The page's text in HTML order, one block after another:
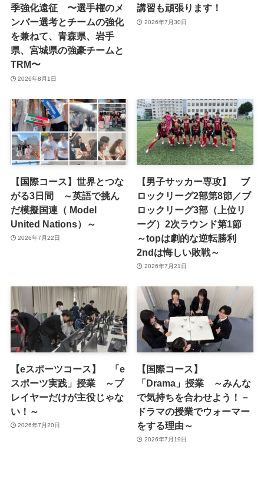
季強化遠征 〜選手権のメ
ンバー選考とチームの強化
を兼ねて、青森県、岩手
県、宮城県の強豪チームと
TRM〜
2026年8月1日
講習も頑張ります！
2026年7月30日
【国際コース】世界とつな
がる3日間 ～英語で挑ん
だ模擬国連（ Model
United Nations）～
2026年7月22日
【男子サッカー専攻】 ブ
ロックリーグ2部第8節／ブ
ロックリーグ3部（上位リ
ーグ）2次ラウンド第1節
～topは劇的な逆転勝利
2ndは悔しい敗戦～
2026年7月21日
【eスポーツコース】 「e
スポーツ実践」授業 ～プ
レイヤーだけが主役じゃな
い！～
2026年7月20日
【国際コース】
「Drama」授業 ～みんな
で気持ちを合わせよう！－
ドラマの授業でウォーマー
をする理由～
2026年7月19日